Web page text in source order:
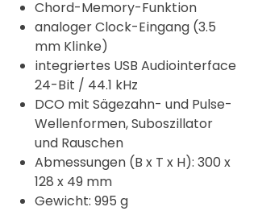
Chord-Memory-Funktion
analoger Clock-Eingang (3.5
mm Klinke)
integriertes USB Audiointerface
24-Bit / 44.1 kHz
DCO mit Sägezahn- und Pulse-
Wellenformen, Suboszillator
und Rauschen
Abmessungen (B x T x H): 300 x
128 x 49 mm
Gewicht: 995 g